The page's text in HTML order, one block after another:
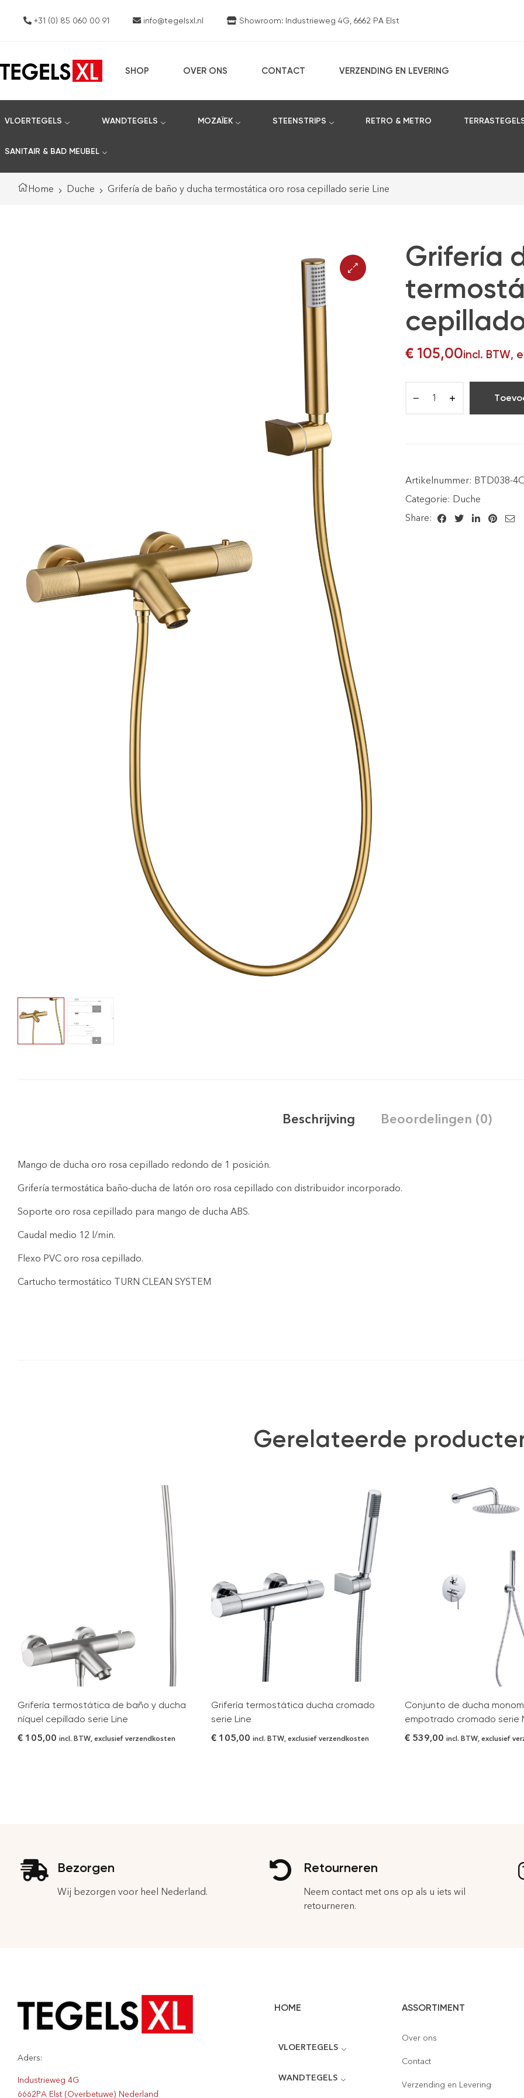
+31 (0) 85 060 00 91 info@tegelsxl.nl Showroom: Industrieweg 4G, 6662 PA Elst
SHOP OVER ONS CONTACT VERZENDING EN LEVERING
VLOERTEGELS WANDTEGELS MOZAÏEK STEENSTRIPS RETRO & METRO
SANITAIR & BAD MEUBEL
Home Duche Grifería de baño y ducha termostática oro rosa cepillado serie Line
Grifería
€105,00incl. BTW,
Artikelnummer: BTD038-
Categorie: Duche
Share:
Beschrijving Beoordelingen (0)
Mango de ducha oro rosa cepillado redondo de 1 posición.
Grifería termostática baño-ducha de latón oro rosa cepillado con distribuidor incorporado.
Soporte oro rosa cepillado para mango de ducha ABS.
Caudal medio 12 l/min.
Flexo PVC oro rosa cepillado.
Cartucho termostático TURN CLEAN SYSTEM
Gerelateerde
Grifería termostática de baño y ducha
níquel cepillado serie Line
€ 105,00 incl. BTW, exclusief verzendkosten
Grifería termostática ducha cromado
serie Line
€ 105,00 incl. BTW, exclusief verzendkosten
Conjunto de ducha
empotrado cromado serie
€ 539,00 incl. BTW, exclusief
Bezorgen
Wij bezorgen voor heel Nederland.
Retourneren
Neem contact met ons op als u iets wil
retourneren.
Aders:
Industrieweg 4G
6662PA Elst (Overbetuwe) Nederland
HOME
VLOERTEGELS
WANDTEGELS
ASSORTIMENT
Over ons
Contact
Verzending en Levering